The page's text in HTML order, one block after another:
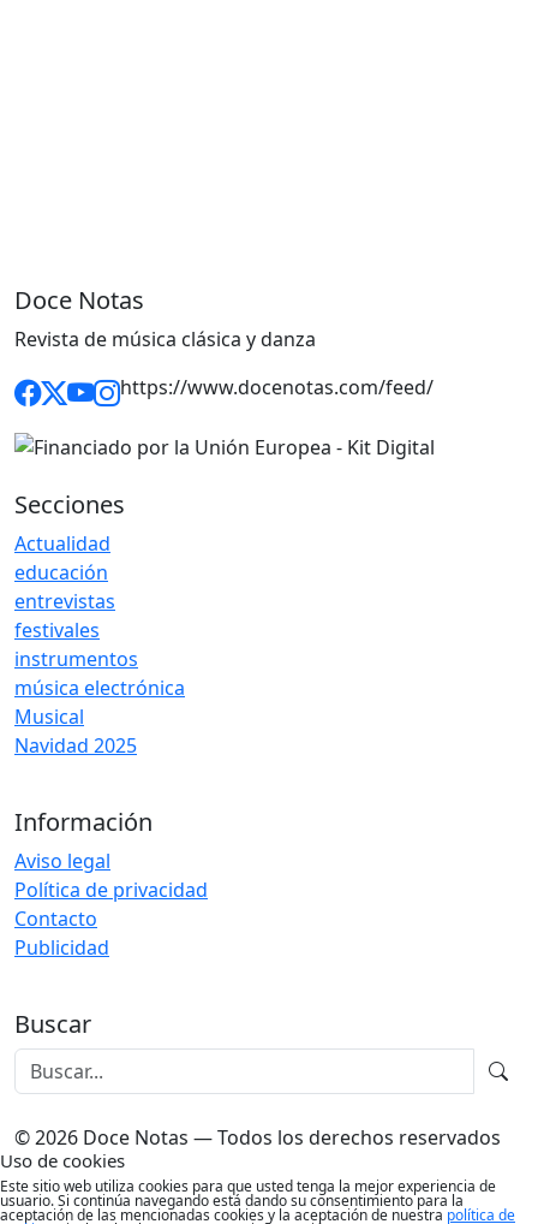
Doce Notas
Revista de música clásica y danza
https://www.docenotas.com/feed/
Secciones
Actualidad
educación
entrevistas
festivales
instrumentos
música electrónica
Musical
Navidad 2025
Información
Aviso legal
Política de privacidad
Contacto
Publicidad
Buscar
© 2026 Doce Notas — Todos los derechos reservados
Uso de cookies
Este sitio web utiliza cookies para que usted tenga la mejor experiencia de
usuario. Si continúa navegando está dando su consentimiento para la
aceptación de las mencionadas cookies y la aceptación de nuestra política de